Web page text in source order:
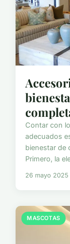
Contar con
adecuados
bienestar de
Primero, la
26 mayo 2025
MASCOTAS